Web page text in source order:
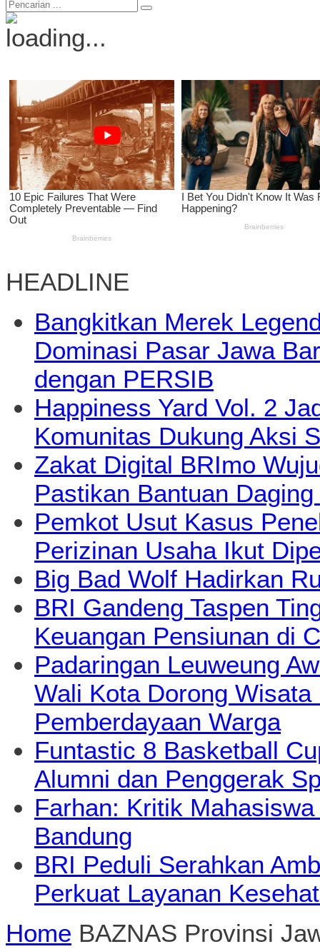
HEADLINE
Bangkitkan Merek
Dominasi Pasar Jawa
dengan PERSIB
Happiness Yard Vol. 2
Komunitas Dukung Aksi
Zakat Digital BRImo
Pastikan Bantuan
Pemkot Usut Kasus
Perizinan Usaha Ikut
Big Bad Wolf Hadirkan
BRI Gandeng Taspen
Keuangan Pensiunan di
Padaringan Leuweung
Wali Kota Dorong
Pemberdayaan Warga
Funtastic 8 Basketball
Alumni dan Penggerak
Farhan: Kritik
Bandung
BRI Peduli Serahkan
Perkuat Layanan
Home BAZNAS Provinsi